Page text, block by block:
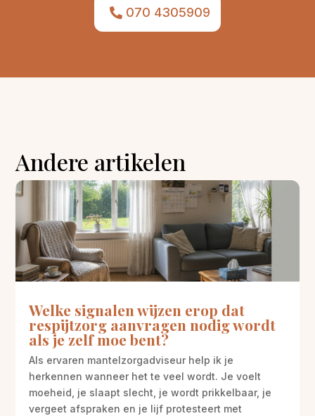
070 4305909
Andere artikelen
Welke signalen wijzen erop dat
respijtzorg aanvragen nodig wordt
als je zelf moe bent?
Als ervaren mantelzorgadviseur help ik je
herkennen wanneer het te veel wordt. Je voelt
moeheid, je slaapt slecht, je wordt prikkelbaar, je
vergeet afspraken en je lijf protesteert met